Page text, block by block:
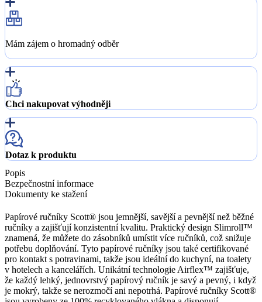
Mám zájem o hromadný odběr
Chci nakupovat výhodněji
Dotaz k produktu
Popis
Bezpečnostní informace
Dokumenty ke stažení
Papírové ručníky Scott® jsou jemnější, savější a pevnější než běžné
ručníky a zajišťují konzistentní kvalitu. Praktický design Slimroll™
znamená, že můžete do zásobníků umístit více ručníků, což snižuje
potřebu doplňování. Tyto papírové ručníky jsou také certifikované
pro kontakt s potravinami, takže jsou ideální do kuchyní, na toalety
v hotelech a kancelářích. Unikátní technologie Airflex™ zajišťuje,
že každý lehký, jednovrstvý papírový ručník je savý a pevný, i když
je mokrý, takže se nerozmočí ani nepotrhá. Papírové ručníky Scott®